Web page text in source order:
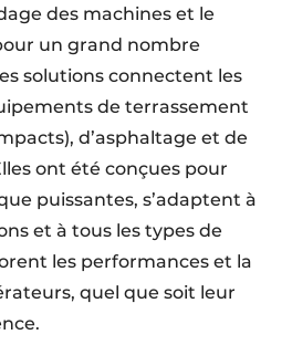
des machines et le
un grand nombre
solutions connectent les
de terrassement
d’asphaltage et de
ont été conçues pour
puissantes, s’adaptent à
et à tous les types de
les performances et la
quel que soit leur